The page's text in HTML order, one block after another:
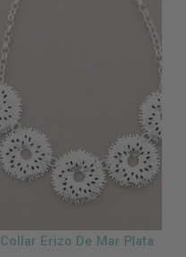
Collar Erizo De Mar Plata